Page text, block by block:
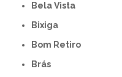
Bela Vista
Bixiga
Bom Retiro
Brás